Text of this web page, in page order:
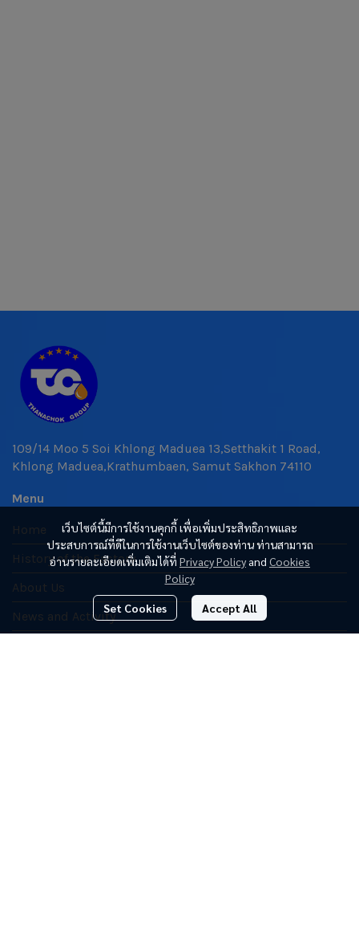
เว็บไซต์นี้มีการใช้งานคุกกี้ เพื่อเพิ่มประสิทธิภาพและ
ประสบการณ์ที่ดีในการใช้งานเว็บไซต์ของท่าน ท่านสามารถ
อ่านรายละเอียดเพิ่มเติมได้ที่ Privacy Policy and Cookies
Policy
Set Cookies Accept All
109/14 Moo 5 Soi Khlong Maduea 13,Setthakit 1 Road,
Khlong Maduea,Krathumbaen, Samut Sakhon 74110
Menu
Home
History of the Factory
About Us
News and Activity